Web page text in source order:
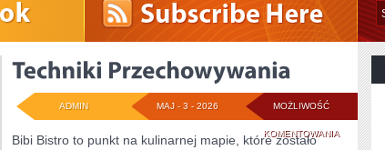
MOŻLIWOŚĆ
KOMENTOWANIATECHNIKI
MAJ - 3 - 2026
ADMIN
Bibi Bistro to punkt na kulinarnej mapie, które zostało